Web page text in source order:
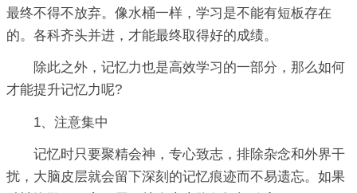
最终不得不放弃。像水桶一样，学习是不能有短板存在
的。各科齐头并进，才能最终取得好的成绩。
除此之外，记忆力也是高效学习的一部分，那么如何
才能提升记忆力呢?
1、注意集中
记忆时只要聚精会神，专心致志，排除杂念和外界干
扰，大脑皮层就会留下深刻的记忆痕迹而不易遗忘。如果